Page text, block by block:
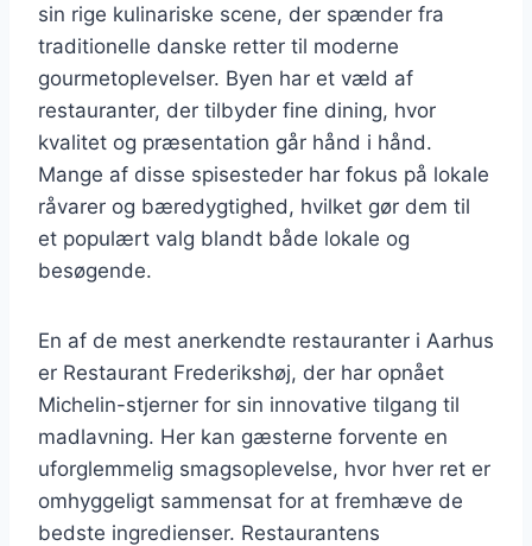
sin rige kulinariske scene, der spænder fra
traditionelle danske retter til moderne
gourmetoplevelser. Byen har et væld af
restauranter, der tilbyder fine dining, hvor
kvalitet og præsentation går hånd i hånd.
Mange af disse spisesteder har fokus på lokale
råvarer og bæredygtighed, hvilket gør dem til
et populært valg blandt både lokale og
besøgende.
En af de mest anerkendte restauranter i Aarhus
er Restaurant Frederikshøj, der har opnået
Michelin-stjerner for sin innovative tilgang til
madlavning. Her kan gæsterne forvente en
uforglemmelig smagsoplevelse, hvor hver ret er
omhyggeligt sammensat for at fremhæve de
bedste ingredienser. Restaurantens